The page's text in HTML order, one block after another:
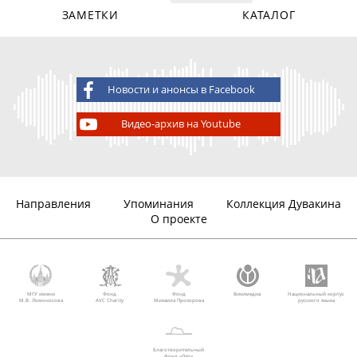
ЗАМЕТКИ КАТАЛОГ
Новости и анонсы в Facebook
Видео-архив на Youtube
Направления Упоминания
Коллекция Дувакина
О проекте
МГУ имени
М.В. Ломоносова
Фонд
AVC Charity
Фонд
Михаила Прохорова
Викимедиа
Национальный корпус
русского языка
Благотворительный